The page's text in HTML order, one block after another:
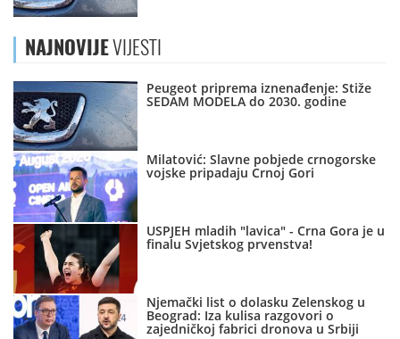
NAJNOVIJEVIJESTI
Peugeot priprema iznenađenje: Stiže
SEDAM MODELA do 2030. godine
Milatović: Slavne pobjede crnogorske
vojske pripadaju Crnoj Gori
USPJEH mladih "lavica" - Crna Gora je u
finalu Svjetskog prvenstva!
Njemački list o dolasku Zelenskog u
Beograd: Iza kulisa razgovori o
zajedničkoj fabrici dronova u Srbiji